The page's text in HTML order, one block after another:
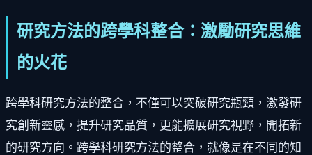
研究方法的跨學科整合：激勵研究思維
的火花
跨學科研究方法的整合，不僅可以突破研究瓶頸，激發研
究創新靈感，提升研究品質，更能擴展研究視野，開拓新
的研究方向。跨學科研究方法的整合，就像是在不同的知